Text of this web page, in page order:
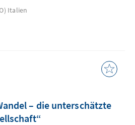
Italien
– die unterschätzte